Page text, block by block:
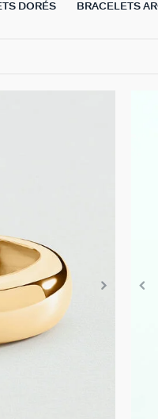
DORÉS BRACELETS